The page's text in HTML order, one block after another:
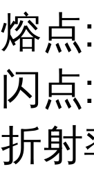
熔点
闪
折射